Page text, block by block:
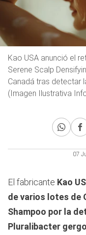
Kao USA anunció el
Serene Scalp
Canadá tras detectar
(Imagen Ilustrativa
07
El fabricante Kao
de varios lotes de
Shampoo por la
Pluralibacter